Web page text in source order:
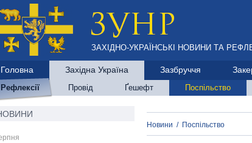
ЗАХІДНО-УКРАЇНСЬКІ НОВИНИ ТА
Головна Західна Україна Зазбруччя
Рефлексії Провід Ґешефт Поспільство
Новини / Поспільство